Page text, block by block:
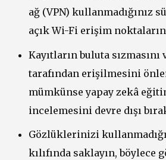
ağ (VPN) kullanmadığınız
açık Wi-Fi erişim
Kayıtların buluta
tarafından erişilmesini
mümkünse yapay zekâ
incelemesini devre dışı
Gözlüklerinizi
kılıfında saklayın, böylece